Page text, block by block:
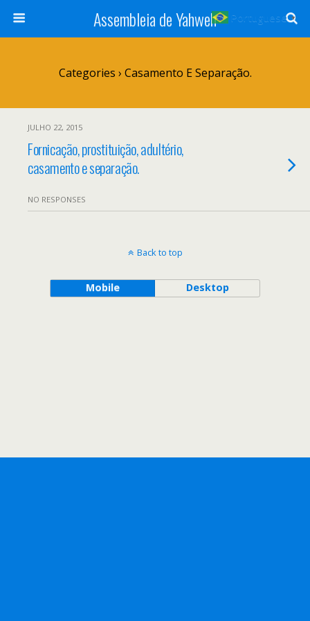
Assembleia de Yahweh
Categories › Casamento E Separação.
JULHO 22, 2015
Fornicação, prostituição, adultério,
casamento e separação.
NO RESPONSES
Back to top
Mobile Desktop
Portuguese ▼